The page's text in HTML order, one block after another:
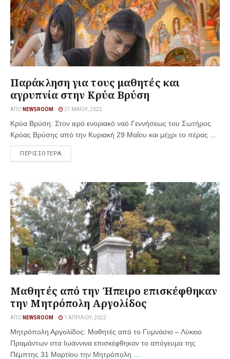
Παράκληση για τους μαθητές και
αγρυπνία στην Κρύα Βρύση
ΑΠΌ NEWSROOM 27 ΜΑΪ́ΟΥ, 2022
Κρύα Βρύση: Στον ιερό ενοριακό ναό Γεννήσεως του Σωτήρος
Κρύας Βρύσης από την Κυριακή 29 Μαΐου και μέχρι το πέρας ...
ΠΕΡΙΣΣΟΤΕΡΑ
Μαθητές από την Ήπειρο επισκέφθηκαν
την Μητρόπολη Αργολίδος
ΑΠΌ NEWSROOM 1 ΑΠΡΙΛΊΟΥ, 2022
Μητρόπολη Αργολίδος: Μαθητές από το Γυμνάσιο – Λύκειο
Πραμάντων στα Ιωάννινα επισκέφθηκαν το απόγευμα της
Πέμπτης 31 Μαρτίου την Μητρόπολη ...